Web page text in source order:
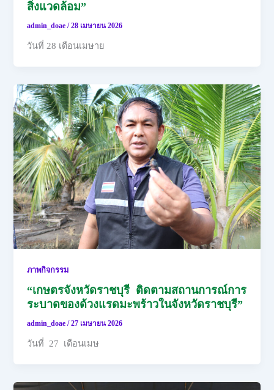
สิ่งแวดล้อม”
admin_doae/28 เมษายน 2026
วันที่ 28 เดือนเมษาย
ภาพกิจกรรม
“เกษตรจังหวัดราชบุรี ติดตามสถานการณ์การ
ระบาดของด้วงแรดมะพร้าวในจังหวัดราชบุรี”
admin_doae/27 เมษายน 2026
วันที่ 27 เดือนเมษ